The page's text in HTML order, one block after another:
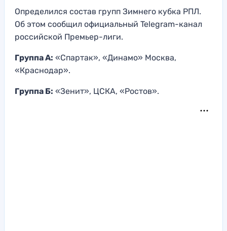
Определился состав групп Зимнего кубка РПЛ.
Об этом сообщил официальный Telegram-канал
российской Премьер-лиги.
Группа А: «Спартак», «Динамо» Москва,
«Краснодар».
Группа Б: «Зенит», ЦСКА, «Ростов».